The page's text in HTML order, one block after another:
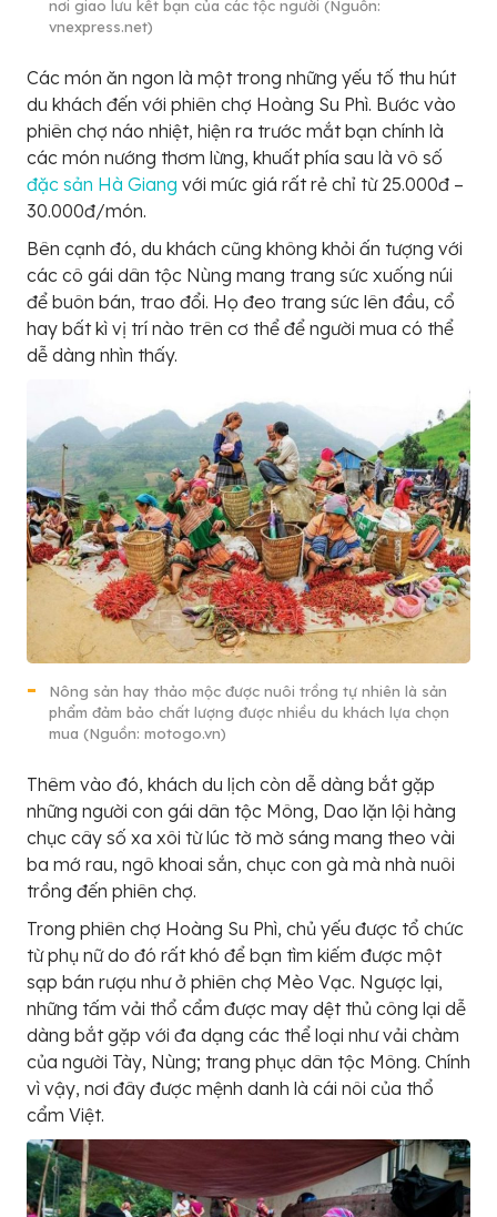
nơi giao lưu kết bạn của các tộc người (Nguồn:
vnexpress.net)
Các món ăn ngon là một trong những yếu tố thu hút
du khách đến với phiên chợ Hoàng Su Phì. Bước vào
phiên chợ náo nhiệt, hiện ra trước mắt bạn chính là
các món nướng thơm lừng, khuất phía sau là vô số
đặc sản Hà Giang với mức giá rất rẻ chỉ từ 25.000đ –
30.000đ/món.
Bên cạnh đó, du khách cũng không khỏi ấn tượng với
các cô gái dân tộc Nùng mang trang sức xuống núi
để buôn bán, trao đổi. Họ đeo trang sức lên đầu, cổ
hay bất kì vị trí nào trên cơ thể để người mua có thể
dễ dàng nhìn thấy.
Nông sản hay thảo mộc được nuôi trồng tự nhiên là sản
phẩm đảm bảo chất lượng được nhiều du khách lựa chọn
mua (Nguồn: motogo.vn)
Thêm vào đó, khách du lịch còn dễ dàng bắt gặp
những người con gái dân tộc Mông, Dao lặn lội hàng
chục cây số xa xôi từ lúc tờ mờ sáng mang theo vài
ba mớ rau, ngô khoai sắn, chục con gà mà nhà nuôi
trồng đến phiên chợ.
Trong phiên chợ Hoàng Su Phì, chủ yếu được tổ chức
từ phụ nữ do đó rất khó để bạn tìm kiếm được một
sạp bán rượu như ở phiên chợ Mèo Vạc. Ngược lại,
những tấm vải thổ cẩm được may dệt thủ công lại dễ
dàng bắt gặp với đa dạng các thể loại như vải chàm
của người Tày, Nùng; trang phục dân tộc Mông. Chính
vì vậy, nơi đây được mệnh danh là cái nôi của thổ
cẩm Việt.